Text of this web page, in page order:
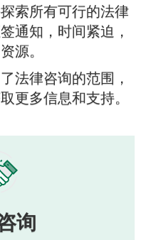
索所有可行的法律
通知，时间紧迫，
源。
法律咨询的范围，
更多信息和支持。
询‍